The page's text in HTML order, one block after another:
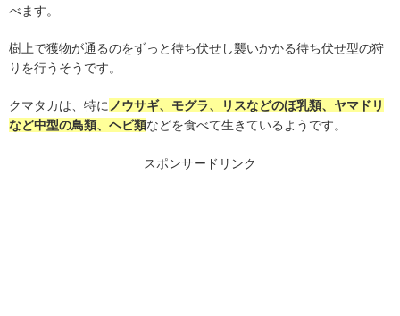
べます。
樹上で獲物が通るのをずっと待ち伏せし襲いかかる待ち伏せ型の狩
りを行うそうです。
クマタカは、特にノウサギ、モグラ、リスなどのほ乳類、ヤマドリ
など中型の鳥類、ヘビ類などを食べて生きているようです。
スポンサードリンク